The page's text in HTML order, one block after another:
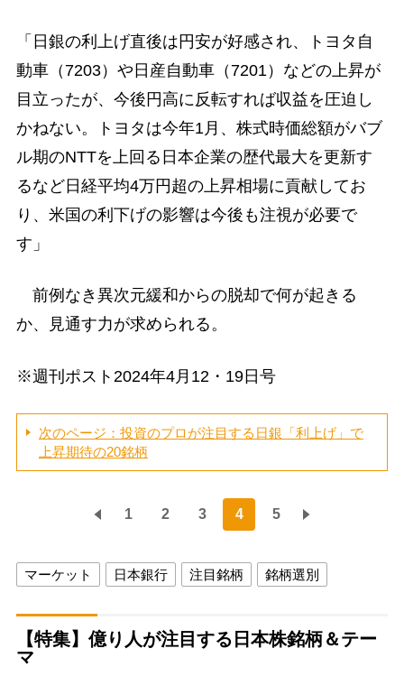
「日銀の利上げ直後は円安が好感され、トヨタ自
動車（7203）や日産自動車（7201）などの上昇が
目立ったが、今後円高に反転すれば収益を圧迫し
かねない。トヨタは今年1月、株式時価総額がバブ
ル期のNTTを上回る日本企業の歴代最大を更新す
るなど日経平均4万円超の上昇相場に貢献してお
り、米国の利下げの影響は今後も注視が必要で
す」
前例なき異次元緩和からの脱却で何が起きる
か、見通す力が求められる。
※週刊ポスト2024年4月12・19日号
次のページ：投資のプロが注目する日銀「利上げ」で
上昇期待の20銘柄
1 2 3 4 5
マーケット 日本銀行 注目銘柄 銘柄選別
【特集】億り人が注目する日本株銘柄＆テー
マ